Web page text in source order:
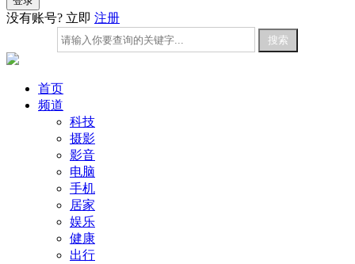
没有账号? 立即 注册
首页
频道
科技
摄影
影音
电脑
手机
居家
娱乐
健康
出行